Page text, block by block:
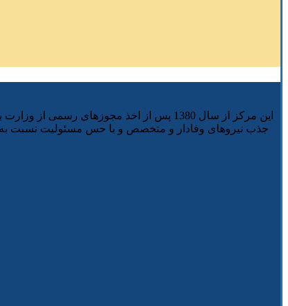
این مرکز از سال 1380 پس از اخذ
جذب نیروهای وفادار و متخصص و با حس مسئولیت نسبت به